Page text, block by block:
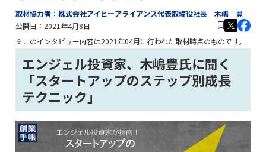
取材協力者：株式会社アイピーアライアンス代表取締役社長 木嶋 豊
公開日： 2021年4月8日
※このインタビュー内容は2021年04月に行われた取材時点のものです。
エンジェル投資家、木嶋豊氏に聞く
「スタートアップのステップ別成長
テクニック」